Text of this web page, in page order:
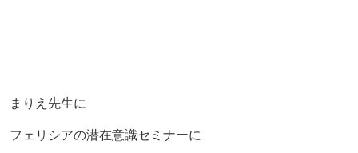
まりえ先生に
フェリシアの潜在意識セミナーに